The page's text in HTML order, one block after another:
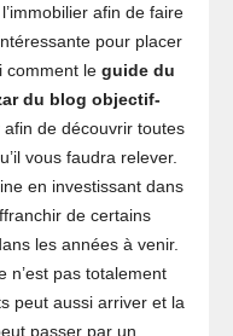
afin de faire
pour placer
comment le guide du
du blog objectif-
de découvrir toutes
vous faudra relever.
en investissant dans
de certains
les années à venir.
n’est pas totalement
peut aussi arriver et la
passer par un